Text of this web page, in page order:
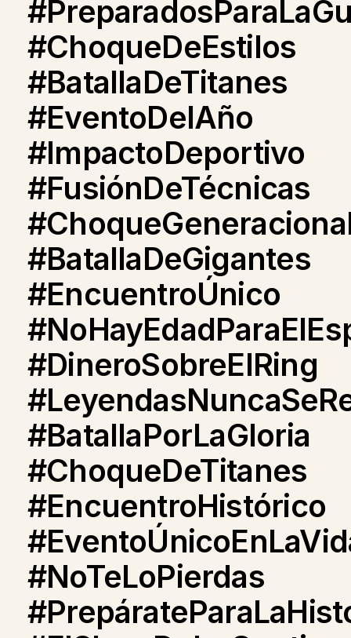
#ChoqueDeEstilos
#BatallaDeTitanes
#EventoDelAño
#ImpactoDeportivo
#FusiónDeTécnicas
#BatallaDeGigantes
#EncuentroÚnico
#DineroSobreElRing
#BatallaPorLaGloria
#ChoqueDeTitanes
#EncuentroHistórico
#NoTeLoPierdas